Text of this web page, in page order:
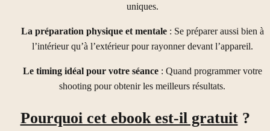
uniques.
La préparation physique et mentale: Se préparer aussi bien à
l’intérieur qu’à l’extérieur pour rayonner devant l’appareil.
Le timing idéal pour votre séance: Quand programmer votre
shooting pour obtenir les meilleurs résultats.
Pourquoi cet ebook est-il gratuit?